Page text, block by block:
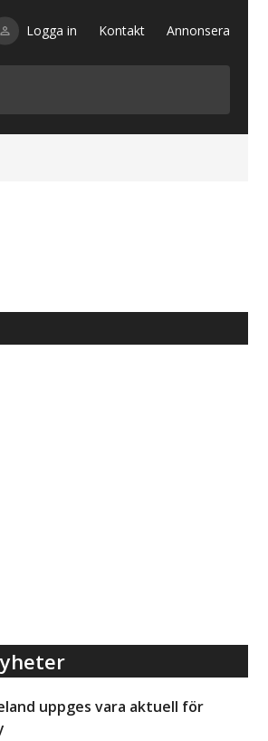
Logga in Kontakt Annonsera
uppges vara aktuell för